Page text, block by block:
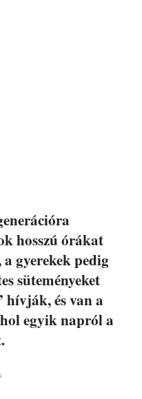
hosszú órákat
a gyerekek pedig
süteményeket
és van a
egyik napról a